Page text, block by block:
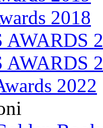
2018
AWARDS
AWARDS
2022